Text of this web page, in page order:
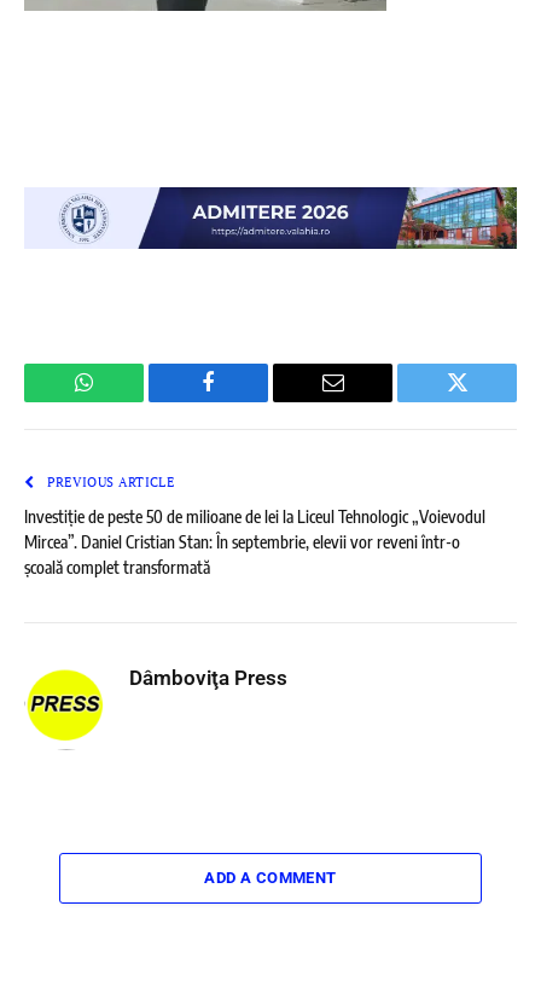
WhatsApp Facebook Email Twitter
PREVIOUS ARTICLE
Investiție de peste 50 de milioane de lei la Liceul Tehnologic „Voievodul
Mircea”. Daniel Cristian Stan: În septembrie, elevii vor reveni într-o
școală complet transformată
Dâmboviţa Press
ADD A COMMENT